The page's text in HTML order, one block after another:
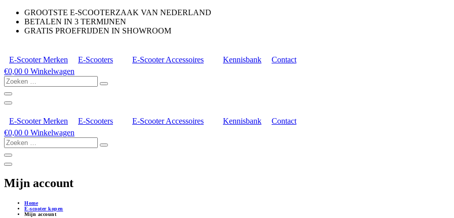
GROOTSTE E-SCOOTERZAAK VAN NEDERLAND
BETALEN IN 3 TERMIJNEN
GRATIS PROEFRIJDEN IN SHOWROOM
E-Scooter Merken E-Scooters E-Scooter Accessoires Kennisbank
Contact
€0,00 0 Winkelwagen
Zoeken
…
E-Scooter Merken E-Scooters E-Scooter Accessoires Kennisbank
Contact
€0,00 0 Winkelwagen
Zoeken
…
Mijn account
Home
E-scooter kopen
Mijn account